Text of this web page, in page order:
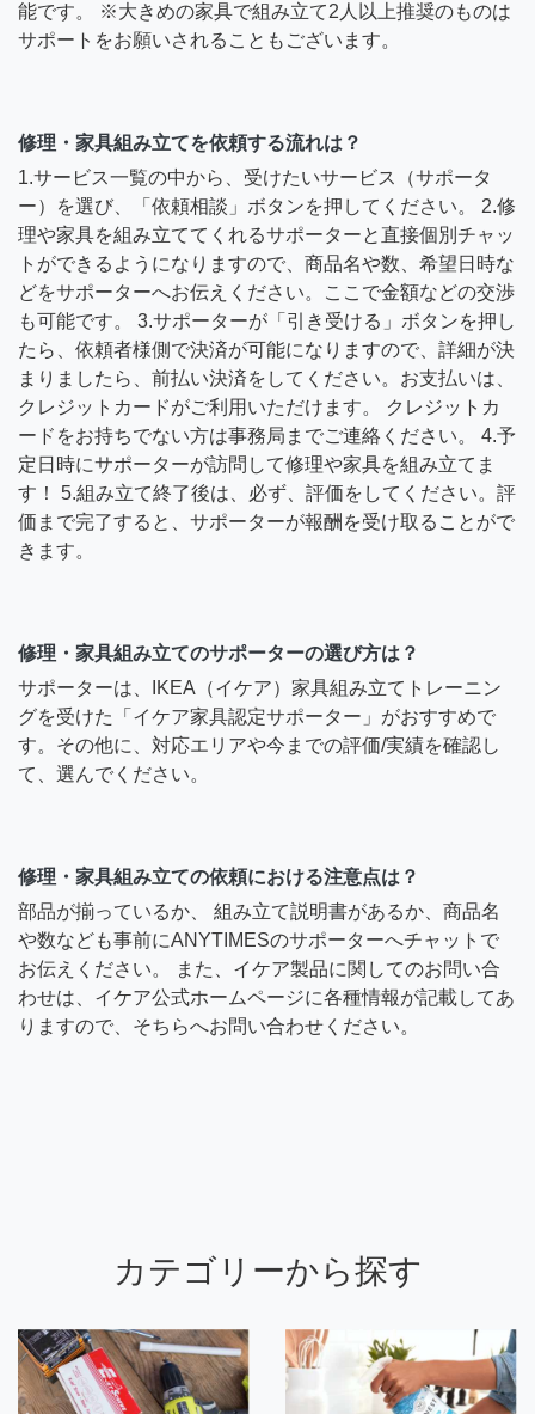
能です。 ※大きめの家具で組み立て2人以上推奨のものは
サポートをお願いされることもございます。
修理・家具組み立てを依頼する流れは？
1.サービス一覧の中から、受けたいサービス（サポータ
ー）を選び、「依頼相談」ボタンを押してください。 2.修
理や家具を組み立ててくれるサポーターと直接個別チャッ
トができるようになりますので、商品名や数、希望日時な
どをサポーターへお伝えください。ここで金額などの交渉
も可能です。 3.サポーターが「引き受ける」ボタンを押し
たら、依頼者様側で決済が可能になりますので、詳細が決
まりましたら、前払い決済をしてください。お支払いは、
クレジットカードがご利用いただけます。 クレジットカ
ードをお持ちでない方は事務局までご連絡ください。 4.予
定日時にサポーターが訪問して修理や家具を組み立てま
す！ 5.組み立て終了後は、必ず、評価をしてください。評
価まで完了すると、サポーターが報酬を受け取ることがで
きます。
修理・家具組み立てのサポーターの選び方は？
サポーターは、IKEA（イケア）家具組み立てトレーニン
グを受けた「イケア家具認定サポーター」がおすすめで
す。その他に、対応エリアや今までの評価/実績を確認し
て、選んでください。
修理・家具組み立ての依頼における注意点は？
部品が揃っているか、 組み立て説明書があるか、商品名
や数なども事前にANYTIMESのサポーターへチャットで
お伝えください。 また、イケア製品に関してのお問い合
わせは、イケア公式ホームページに各種情報が記載してあ
りますので、そちらへお問い合わせください。
カテゴリーから探す